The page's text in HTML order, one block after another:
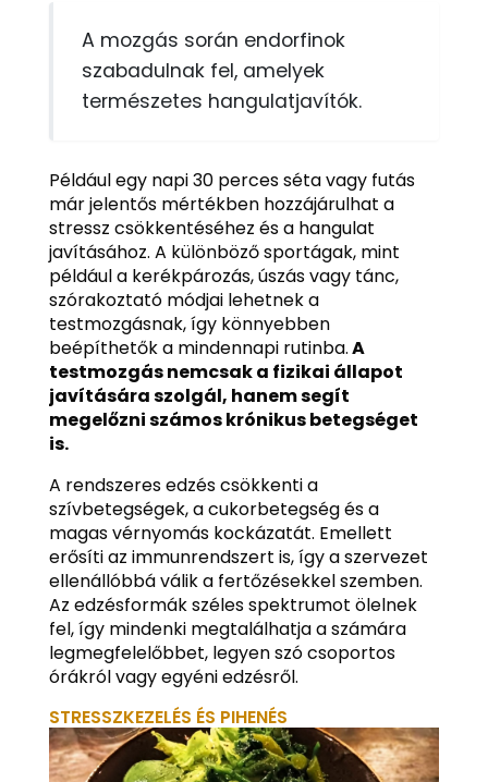
A mozgás során endorfinok
szabadulnak fel, amelyek
természetes hangulatjavítók.
Például egy napi 30 perces séta vagy futás
már jelentős mértékben hozzájárulhat a
stressz csökkentéséhez és a hangulat
javításához. A különböző sportágak, mint
például a kerékpározás, úszás vagy tánc,
szórakoztató módjai lehetnek a
testmozgásnak, így könnyebben
beépíthetők a mindennapi rutinba.A
testmozgás nemcsak a fizikai állapot
javítására szolgál, hanem segít
megelőzni számos krónikus betegséget
is.
A rendszeres edzés csökkenti a
szívbetegségek, a cukorbetegség és a
magas vérnyomás kockázatát. Emellett
erősíti az immunrendszert is, így a szervezet
ellenállóbbá válik a fertőzésekkel szemben.
Az edzésformák széles spektrumot ölelnek
fel, így mindenki megtalálhatja a számára
legmegfelelőbbet, legyen szó csoportos
órákról vagy egyéni edzésről.
STRESSZKEZELÉS ÉS PIHENÉS